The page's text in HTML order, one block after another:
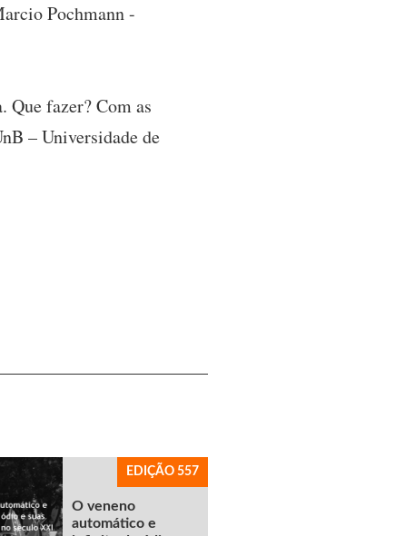
Pochmann -
Que fazer? Com as
– Universidade de
EDIÇÃO 557
O veneno
automático e